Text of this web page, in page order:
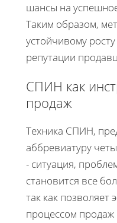
шансы на
Таким образом,
устойчивому
репутации
СПИН как
продаж
Техника СПИН,
аббревиатуру
- ситуация,
становится все
так как позволяет
процессом продаж